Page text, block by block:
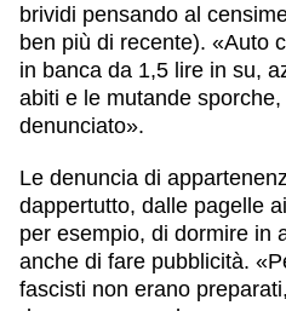
brividi pensando al
ben più di recente). «Auto
in banca da 1,5 lire in su,
abiti e le mutande
denunciato».
Le denuncia di
dappertutto, dalle pagelle
per esempio, di dormire in
anche di fare pubblicità.
fascisti non erano